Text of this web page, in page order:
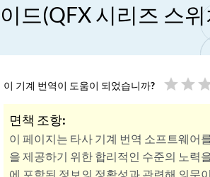
드(QFX 시리즈 스
이 기계 번역이 도움이 되었습니까? star star
면책 조항:
이 페이지는 타사 기계 번역 소프트웨어
을 제공하기 위한 합리적인 수준의 노력
에 포함된 정보의 정확성과 관련해 의문